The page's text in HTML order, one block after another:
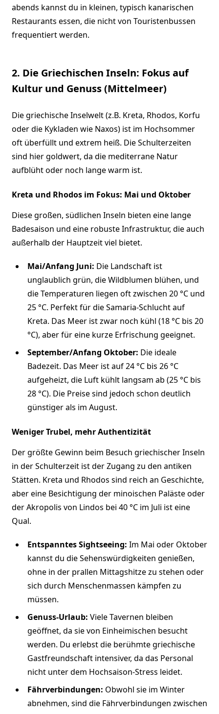
abends kannst du in kleinen, typisch kanarischen
Restaurants essen, die nicht von Touristenbussen
frequentiert werden.
2. Die Griechischen Inseln: Fokus auf
Kultur und Genuss (Mittelmeer)
Die griechische Inselwelt (z.B. Kreta, Rhodos, Korfu
oder die Kykladen wie Naxos) ist im Hochsommer
oft überfüllt und extrem heiß. Die Schulterzeiten
sind hier goldwert, da die mediterrane Natur
aufblüht oder noch lange warm ist.
Kreta und Rhodos im Fokus: Mai und Oktober
Diese großen, südlichen Inseln bieten eine lange
Badesaison und eine robuste Infrastruktur, die auch
außerhalb der Hauptzeit viel bietet.
Mai/Anfang Juni: Die Landschaft ist
unglaublich grün, die Wildblumen blühen, und
die Temperaturen liegen oft zwischen 20 °C und
25 °C. Perfekt für die Samaria-Schlucht auf
Kreta. Das Meer ist zwar noch kühl (18 °C bis 20
°C), aber für eine kurze Erfrischung geeignet.
September/Anfang Oktober: Die ideale
Badezeit. Das Meer ist auf 24 °C bis 26 °C
aufgeheizt, die Luft kühlt langsam ab (25 °C bis
28 °C). Die Preise sind jedoch schon deutlich
günstiger als im August.
Weniger Trubel, mehr Authentizität
Der größte Gewinn beim Besuch griechischer Inseln
in der Schulterzeit ist der Zugang zu den antiken
Stätten. Kreta und Rhodos sind reich an Geschichte,
aber eine Besichtigung der minoischen Paläste oder
der Akropolis von Lindos bei 40 °C im Juli ist eine
Qual.
Entspanntes Sightseeing: Im Mai oder Oktober
kannst du die Sehenswürdigkeiten genießen,
ohne in der prallen Mittagshitze zu stehen oder
sich durch Menschenmassen kämpfen zu
müssen.
Genuss-Urlaub: Viele Tavernen bleiben
geöffnet, da sie von Einheimischen besucht
werden. Du erlebst die berühmte griechische
Gastfreundschaft intensiver, da das Personal
nicht unter dem Hochsaison-Stress leidet.
Fährverbindungen: Obwohl sie im Winter
abnehmen, sind die Fährverbindungen zwischen